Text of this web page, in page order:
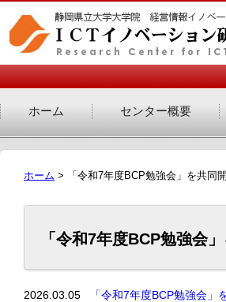
ホーム センター概要
ホーム > 「令和7年度BCP勉強会」を共同開
「令和7年度BCP勉強会
2026.03.05
「令和7年度BCP勉強会」